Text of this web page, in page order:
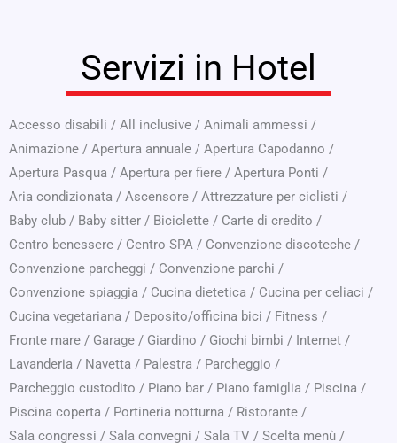
Servizi in Hotel
Accesso disabili / All inclusive / Animali ammessi /
Animazione / Apertura annuale / Apertura Capodanno /
Apertura Pasqua / Apertura per fiere / Apertura Ponti /
Aria condizionata / Ascensore / Attrezzature per ciclisti /
Baby club / Baby sitter / Biciclette / Carte di credito /
Centro benessere / Centro SPA / Convenzione discoteche /
Convenzione parcheggi / Convenzione parchi /
Convenzione spiaggia / Cucina dietetica / Cucina per celiaci /
Cucina vegetariana / Deposito/officina bici / Fitness /
Fronte mare / Garage / Giardino / Giochi bimbi / Internet /
Lavanderia / Navetta / Palestra / Parcheggio /
Parcheggio custodito / Piano bar / Piano famiglia / Piscina /
Piscina coperta / Portineria notturna / Ristorante /
Sala congressi / Sala convegni / Sala TV / Scelta menù /